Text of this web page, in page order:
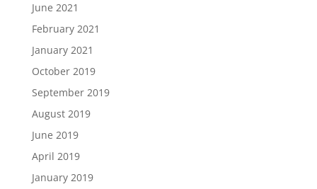
June 2021
February 2021
January 2021
October 2019
September 2019
August 2019
June 2019
April 2019
January 2019